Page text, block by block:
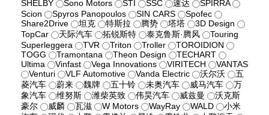
SHELBY
Sono Motors STI SSC 速达
SPIRRA
Scion
Spyros Panopoulos SIN CARS
Spofec
Share2Drive
坦克 特斯拉 腾势 塔塔
3D Design
TopCar
天际汽车 拓锐斯特 泰克鲁斯·腾风
Touring
Superleggera
TVR Triton Troller
TOROIDION
TOGG
Tramontana Theon Design
TECHART
Ultima
Vinfast Vega Innovations VIRITECH
VANTAS
Venturi
VLF Automotive Vanda Electric 沃尔沃
五
菱汽车
蔚来 魏牌 五十铃 未奥汽车 威马汽车
万
象汽车
维努斯 潍柴英致 伟昊汽车 威兹曼
沃克斯
豪尔
威麟 瓦滋 W Motors WayRay WALD
小米